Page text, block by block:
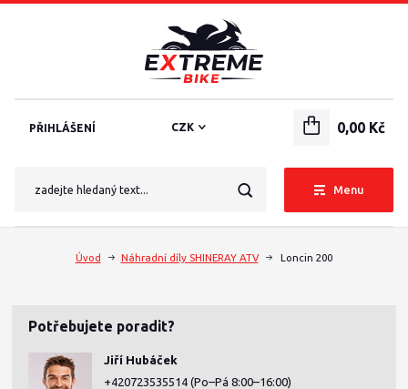
Menu
CZK
PŘIHLÁŠENÍ 0,00 Kč
Úvod Náhradní díly SHINERAY ATV Loncin 200
Potřebujete poradit?
Jiří Hubáček
+420723535514 (Po–Pá 8:00–16:00)